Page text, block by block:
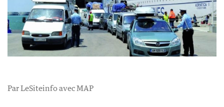
Par LeSiteinfo avec MAP